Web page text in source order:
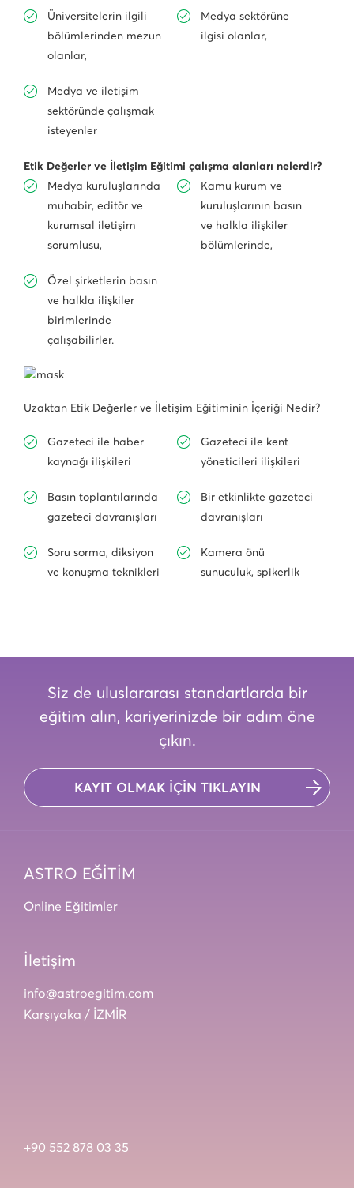
Üniversitelerin ilgili
bölümlerinden mezun
olanlar,
Medya sektörüne
ilgisi olanlar,
Medya ve iletişim
sektöründe çalışmak
isteyenler
Etik Değerler ve İletişim Eğitimi çalışma alanları nelerdir?
Medya kuruluşlarında
muhabir, editör ve
kurumsal iletişim
sorumlusu,
Kamu kurum ve
kuruluşlarının basın
ve halkla ilişkiler
bölümlerinde,
Özel şirketlerin basın
ve halkla ilişkiler
birimlerinde
çalışabilirler.
Uzaktan Etik Değerler ve İletişim Eğitiminin İçeriği Nedir?
Gazeteci ile haber
kaynağı ilişkileri
Gazeteci ile kent
yöneticileri ilişkileri
Basın toplantılarında
gazeteci davranışları
Bir etkinlikte gazeteci
davranışları
Soru sorma, diksiyon
ve konuşma teknikleri
Kamera önü
sunuculuk, spikerlik
Siz de uluslararası standartlarda bir
eğitim alın, kariyerinizde bir adım öne
çıkın.
KAYIT OLMAK İÇİN TIKLAYIN
ASTRO EĞİTİM
Online Eğitimler
İletişim
info@astroegitim.com
Karşıyaka / İZMİR
+90 552 878 03 35